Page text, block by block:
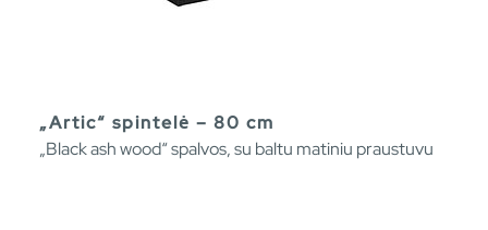
„Artic“ spintelė – 80 cm
„Black ash wood“ spalvos, su baltu matiniu praustuvu